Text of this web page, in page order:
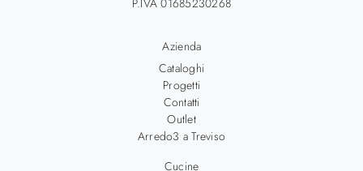
Azienda
Cataloghi
Progetti
Contatti
Outlet
Arredo3 a Treviso
Cucine